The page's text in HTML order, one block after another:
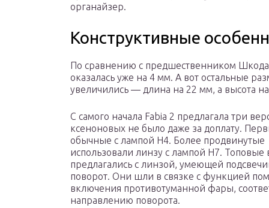
органайзер.
Конструктивные
По сравнению с предшественником
оказалась уже на 4 мм. А вот остальные
увеличились — длина на 22 мм, а высота
С самого начала Fabia 2 предлагала три
ксеноновых не было даже за доплату.
обычные с лампой Н4. Более продвинутые
использовали линзу с лампой Н7. Топовые
предлагались с линзой, умеющей
поворот. Они шли в связке с функцией
включения противотуманной фары,
направлению поворота.